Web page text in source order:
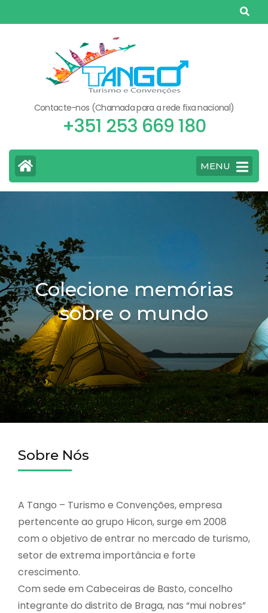
to
Contacte-nos (Chamada para a rede fixa nacional)
+351 253 669 180
MENU
Colecione memórias
sobre o mundo
Sobre Nós
A Tango – Turismo e Convenções, empresa
pertencente ao grupo Hicon, surge em 2008
com o objetivo de entrar no mercado de turismo,
setor de extrema importância e forte
crescimento.
Com sede em Cabeceiras de Basto, concelho
integrante do distrito de Braga, nas “mui nobres”